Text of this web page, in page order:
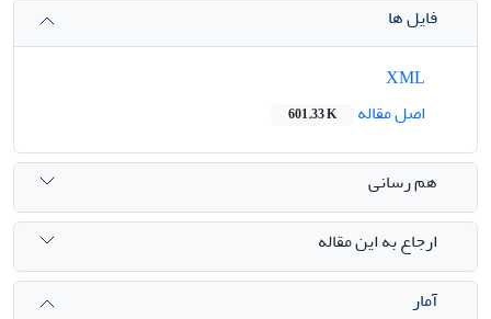
فایل ها
اصل مقاله
601.33 K
هم رسانی
ارجاع به این مقاله
آمار